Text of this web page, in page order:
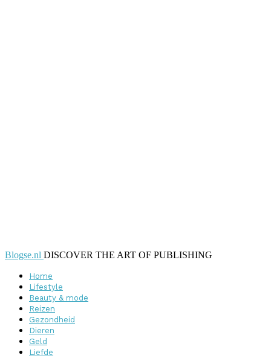
Blogse.nl DISCOVER THE ART OF PUBLISHING
Home
Lifestyle
Beauty & mode
Reizen
Gezondheid
Dieren
Geld
Liefde